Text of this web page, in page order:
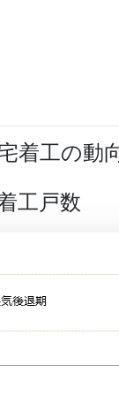
着工の動
工戸数